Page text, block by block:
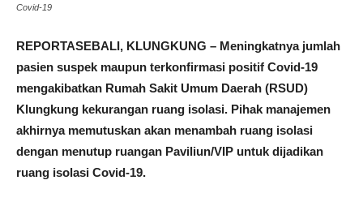
Covid-19
REPORTASEBALI, KLUNGKUNG – Meningkatnya jumlah
pasien suspek maupun terkonfirmasi positif Covid-19
mengakibatkan Rumah Sakit Umum Daerah (RSUD)
Klungkung kekurangan ruang isolasi. Pihak manajemen
akhirnya memutuskan akan menambah ruang isolasi
dengan menutup ruangan Paviliun/VIP untuk dijadikan
ruang isolasi Covid-19.